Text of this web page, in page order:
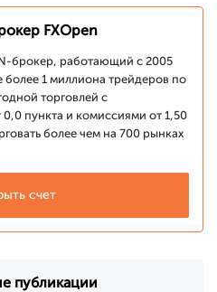
FXOpen
брокер, работающий с 2005
более 1 миллиона трейдеров по
торговлей с
пункта и комиссиями от 1,50
более чем на 700 рынках
счет
публикации